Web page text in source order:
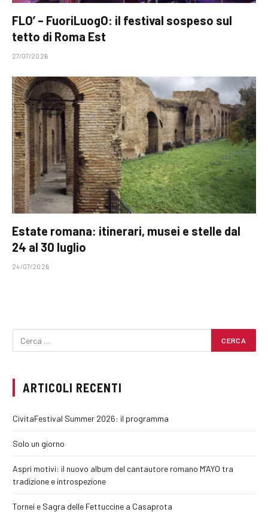
FLO’ – FuoriLuogO: il festival sospeso sul
tetto di Roma Est
27/07/2026
Estate romana: itinerari, musei e stelle dal
24 al 30 luglio
24/07/2026
ARTICOLI RECENTI
CivitaFestival Summer 2026: il programma
Solo un giorno
Aspri motivi: il nuovo album del cantautore romano M’AYO tra
tradizione e introspezione
Tornei e Sagra delle Fettuccine a Casaprota